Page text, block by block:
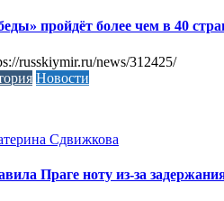
пройдёт более чем в 40
russkiymir.ru/news/312425/
Новости
Сдвижкова
Праге ноту из-за